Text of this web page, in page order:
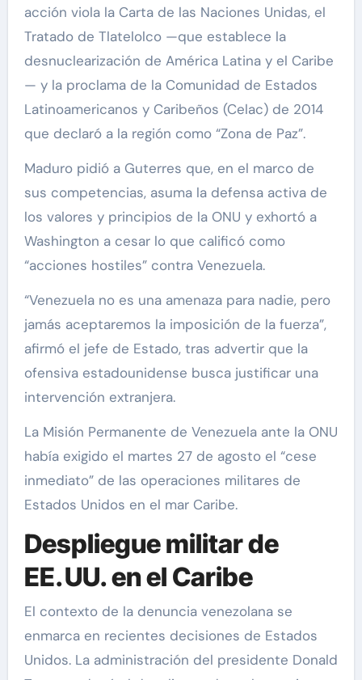
acción viola la Carta de las Naciones Unidas, el
Tratado de Tlatelolco —que establece la
desnuclearización de América Latina y el Caribe
— y la proclama de la Comunidad de Estados
Latinoamericanos y Caribeños (Celac) de 2014
que declaró a la región como “Zona de Paz”.
Maduro pidió a Guterres que, en el marco de
sus competencias, asuma la defensa activa de
los valores y principios de la ONU y exhortó a
Washington a cesar lo que calificó como
“acciones hostiles” contra Venezuela.
“Venezuela no es una amenaza para nadie, pero
jamás aceptaremos la imposición de la fuerza”,
afirmó el jefe de Estado, tras advertir que la
ofensiva estadounidense busca justificar una
intervención extranjera.
La Misión Permanente de Venezuela ante la ONU
había exigido el martes 27 de agosto el “cese
inmediato” de las operaciones militares de
Estados Unidos en el mar Caribe.
Despliegue militar de
EE. UU. en el Caribe
El contexto de la denuncia venezolana se
enmarca en recientes decisiones de Estados
Unidos. La administración del presidente Donald